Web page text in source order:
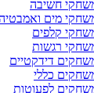
חשיבה
מים
קלפים
רגשות
דידקטיים
כללי
לפעוטות